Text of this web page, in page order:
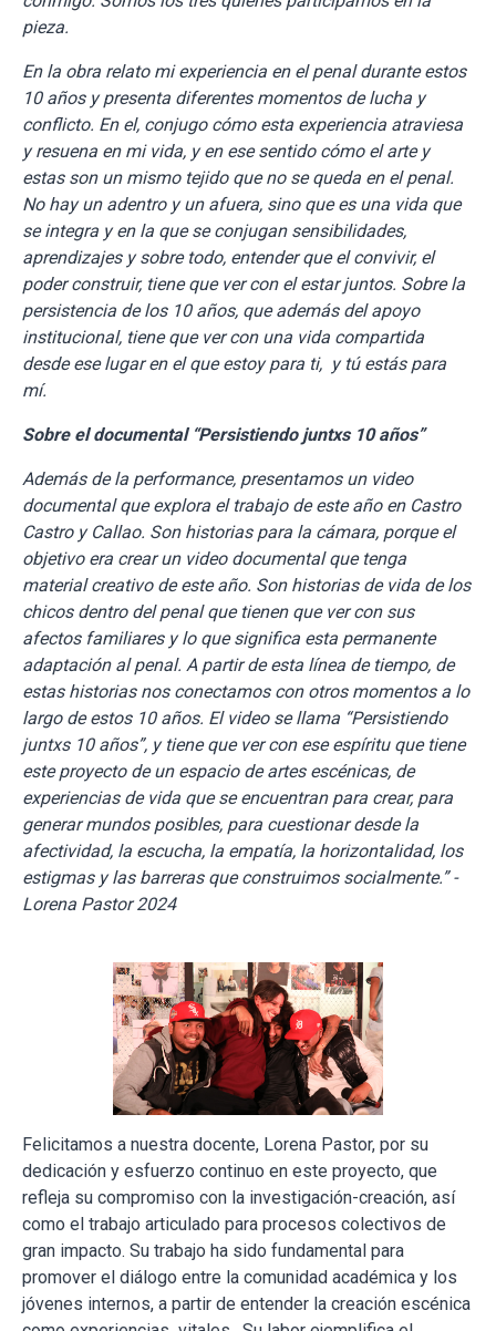
pieza.
En la obra relato mi experiencia en el penal durante estos
10 años y presenta diferentes momentos de lucha y
conflicto. En el, conjugo cómo esta experiencia atraviesa
y resuena en mi vida, y en ese sentido cómo el arte y
estas son un mismo tejido que no se queda en el penal.
No hay un adentro y un afuera, sino que es una vida que
se integra y en la que se conjugan sensibilidades,
aprendizajes y sobre todo, entender que el convivir, el
poder construir, tiene que ver con el estar juntos. Sobre la
persistencia de los 10 años, que además del apoyo
institucional, tiene que ver con una vida compartida
desde ese lugar en el que estoy para ti, y tú estás para
mí.
Sobre el documental “Persistiendo juntxs 10 años”
Además de la performance, presentamos un video
documental que explora el trabajo de este año en Castro
Castro y Callao. Son historias para la cámara, porque el
objetivo era crear un video documental que tenga
material creativo de este año. Son historias de vida de los
chicos dentro del penal que tienen que ver con sus
afectos familiares y lo que significa esta permanente
adaptación al penal. A partir de esta línea de tiempo, de
estas historias nos conectamos con otros momentos a lo
largo de estos 10 años. El video se llama “Persistiendo
juntxs 10 años”, y tiene que ver con ese espíritu que tiene
este proyecto de un espacio de artes escénicas, de
experiencias de vida que se encuentran para crear, para
generar mundos posibles, para cuestionar desde la
afectividad, la escucha, la empatía, la horizontalidad, los
estigmas y las barreras que construimos socialmente.” -
Lorena Pastor 2024
Felicitamos a nuestra docente, Lorena Pastor, por su
dedicación y esfuerzo continuo en este proyecto, que
refleja su compromiso con la investigación-creación, así
como el trabajo articulado para procesos colectivos de
gran impacto. Su trabajo ha sido fundamental para
promover el diálogo entre la comunidad académica y los
jóvenes internos, a partir de entender la creación escénica